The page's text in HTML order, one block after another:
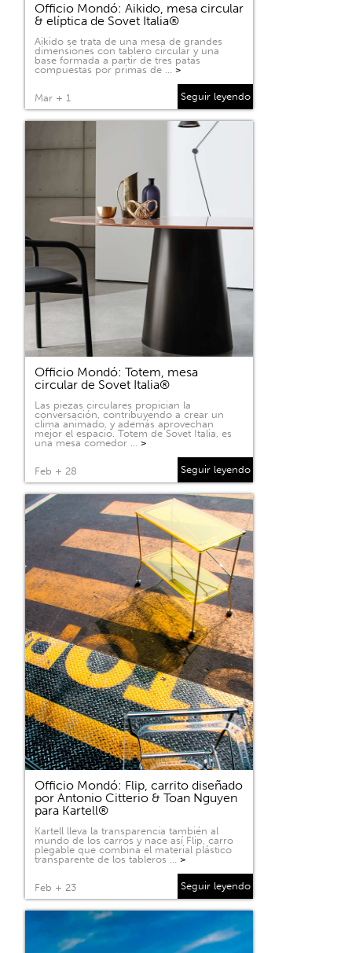
Officio Mondó: Aikido, mesa circular
& elíptica de Sovet Italia®
Aikido se trata de una mesa de grandes
dimensiones con tablero circular y una
base formada a partir de tres patas
compuestas por primas de … >
Mar + 1 Seguir leyendo
Officio Mondó: Totem, mesa
circular de Sovet Italia®
Las piezas circulares propician la
conversación, contribuyendo a crear un
clima animado, y además aprovechan
mejor el espacio. Totem de Sovet Italia, es
una mesa comedor … >
Feb + 28 Seguir leyendo
Officio Mondó: Flip, carrito diseñado
por Antonio Citterio & Toan Nguyen
para Kartell®
Kartell lleva la transparencia también al
mundo de los carros y nace así Flip, carro
plegable que combina el material plástico
transparente de los tableros … >
Feb + 23 Seguir leyendo